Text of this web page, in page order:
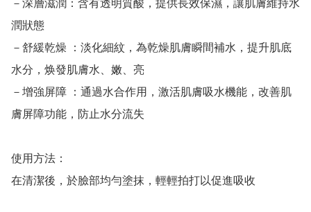
－深層滋潤：含有透明質酸，提供長效保濕，讓肌膚維持水
潤狀態
－舒緩乾燥 ：淡化細紋，為乾燥肌膚瞬間補水，提升肌底
水分，焕發肌膚水、嫩、亮
－增強屏障 ：通過水合作用，激活肌膚吸水機能，改善肌
膚屏障功能，防止水分流失
使用方法：
在清潔後，於臉部均勻塗抹，輕輕拍打以促進吸收